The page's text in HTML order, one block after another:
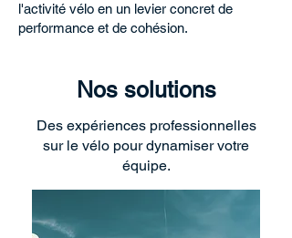
l'activité vélo en un levier concret de
performance et de cohésion.
Nos solutions
Des expériences professionnelles
sur le vélo pour dynamiser votre
équipe.